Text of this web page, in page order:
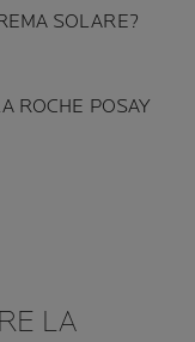
SOLARE?
ROCHE POSAY
LA